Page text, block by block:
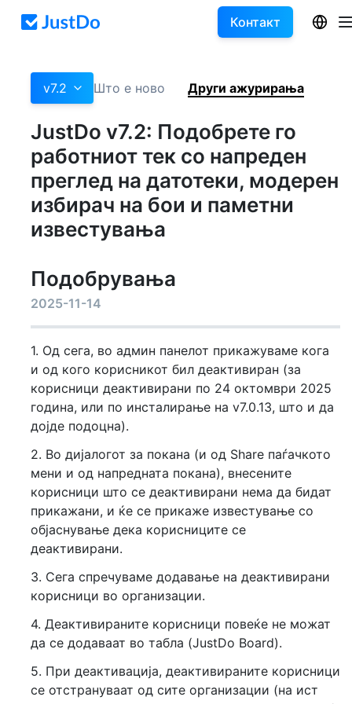
Контакт
v7.2 Што е ново Други ажурирања
JustDo v7.2: Подобрете го
работниот тек со напреден
преглед на датотеки, модерен
избирач на бои и паметни
известувања
Подобрувања
2025-11-14
1. Од сега, во админ панелот прикажуваме кога
и од кого корисникот бил деактивиран (за
корисници деактивирани по 24 октомври 2025
година, или по инсталирање на v7.0.13, што и да
дојде подоцна).
2. Во дијалогот за покана (и од Share паѓачкото
мени и од напредната покана), внесените
корисници што се деактивирани нема да бидат
прикажани, и ќе се прикаже известување со
објаснување дека корисниците се
деактивирани.
3. Сега спречуваме додавање на деактивирани
корисници во организации.
4. Деактивираните корисници повеќе не можат
да се додаваат во табла (JustDo Board).
5. При деактивација, деактивираните корисници
се отстрануваат од сите организации (на ист